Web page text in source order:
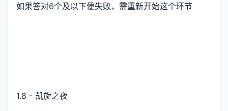
如果答对6个及以下便失败，需重新开始这个环节
1.8 - 凯旋之夜